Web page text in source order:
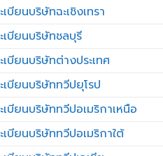
บียนบริษัทฉะเชิงเทรา
เบียนบริษัทชลบุรี
เบียนบริษัทต่างประเทศ
เบียนบริษัททวีปยุโรป
เบียนบริษัททวีปอเมริกาเหนือ
เบียนบริษัททวีปอเมริกาใต้